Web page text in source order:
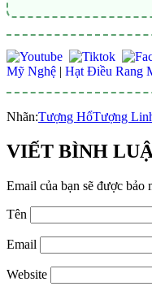
Mỹ Nghệ | Hạt Điều Rang
Nhãn:Tượng HổTượng
VIẾT BÌNH
Email của bạn sẽ được bảo
Tên
Email
Website